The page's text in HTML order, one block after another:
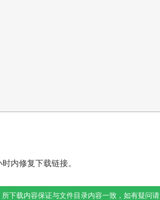
内修复下载链接。
所下载内容保证与文件目录内容一致，如有疑问请